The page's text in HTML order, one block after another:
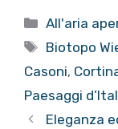
Categorie
All'aria
Tag
Biotopo
Casoni,
Paesaggi
Eleganza